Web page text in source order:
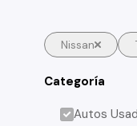
Nissan
Categoría
Autos